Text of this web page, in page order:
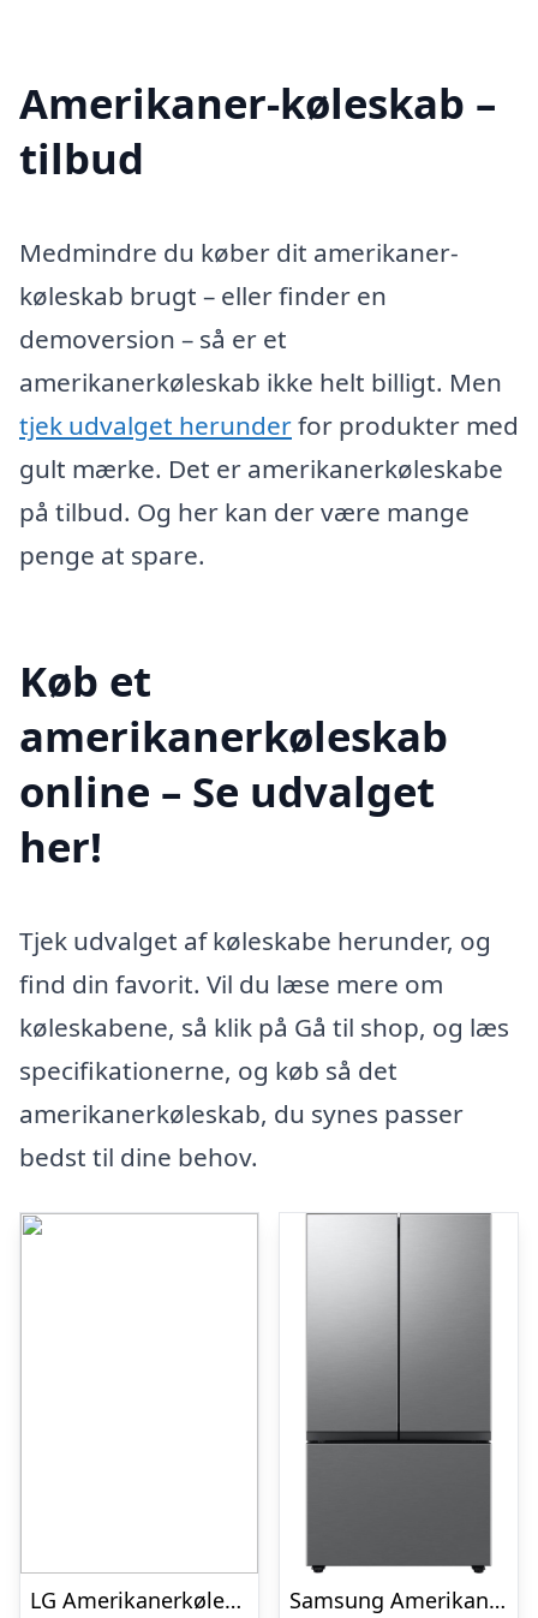
Amerikaner-køleskab –
tilbud
Medmindre du køber dit amerikaner-
køleskab brugt – eller finder en
demoversion – så er et
amerikanerkøleskab ikke helt billigt. Men
tjek udvalget herunderfor produkter med
gult mærke. Det er amerikanerkøleskabe
på tilbud. Og her kan der være mange
penge at spare.
Køb et
amerikanerkøleskab
online – Se udvalget
her!
Tjek udvalget af køleskabe herunder, og
find din favorit. Vil du læse mere om
køleskabene, så klik på Gå til shop, og læs
specifikationerne, og køb så det
amerikanerkøleskab, du synes passer
bedst til dine behov.
LG Amerikanerkøleskab GSJV70MBLE
Samsung Amerikanerkøleskab RF24BB620ES9EF